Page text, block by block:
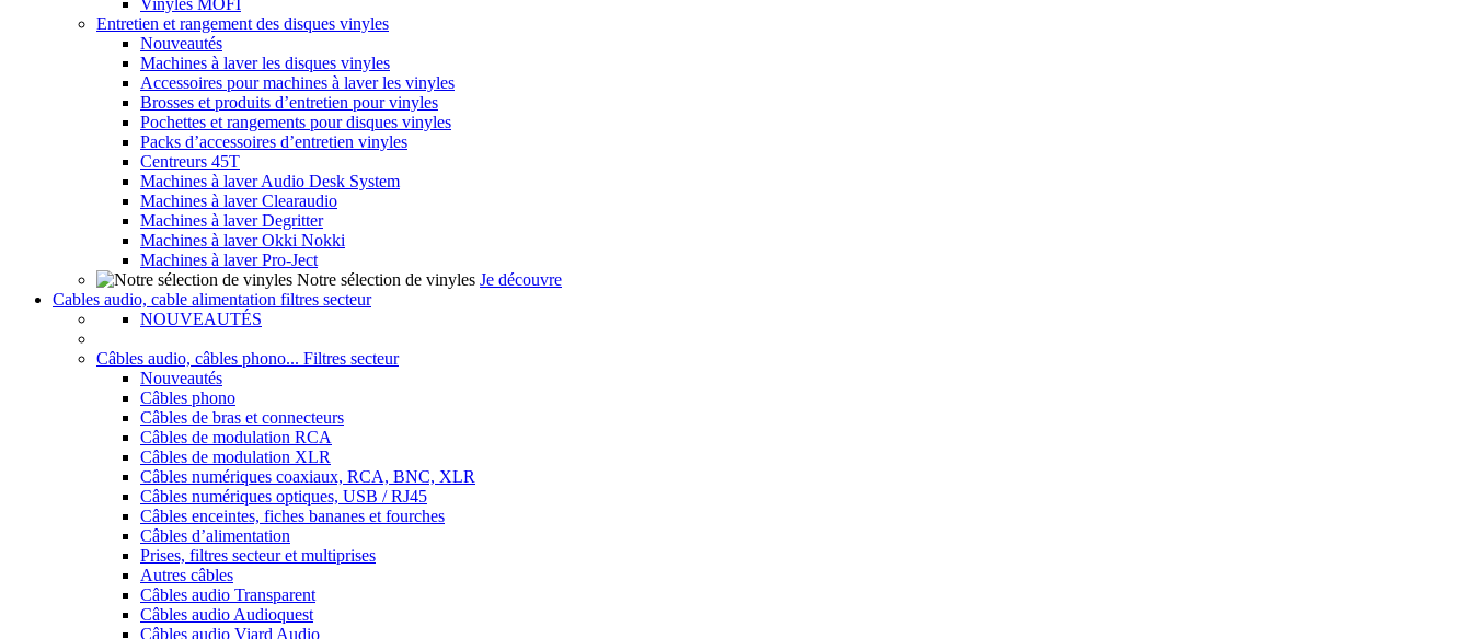
Vinyles MOFI
Entretien et rangement des disques vinyles
Nouveautés
Machines à laver les disques vinyles
Accessoires pour machines à laver les vinyles
Brosses et produits d’entretien pour vinyles
Pochettes et rangements pour disques vinyles
Packs d’accessoires d’entretien vinyles
Centreurs 45T
Machines à laver Audio Desk System
Machines à laver Clearaudio
Machines à laver Degritter
Machines à laver Okki Nokki
Machines à laver Pro-Ject
Notre sélection de vinyles Je découvre
Cables audio, cable alimentation filtres secteur
NOUVEAUTÉS
Câbles audio, câbles phono... Filtres secteur
Nouveautés
Câbles phono
Câbles de bras et connecteurs
Câbles de modulation RCA
Câbles de modulation XLR
Câbles numériques coaxiaux, RCA, BNC, XLR
Câbles numériques optiques, USB / RJ45
Câbles enceintes, fiches bananes et fourches
Câbles d’alimentation
Prises, filtres secteur et multiprises
Autres câbles
Câbles audio Transparent
Câbles audio Audioquest
Câbles audio Viard Audio